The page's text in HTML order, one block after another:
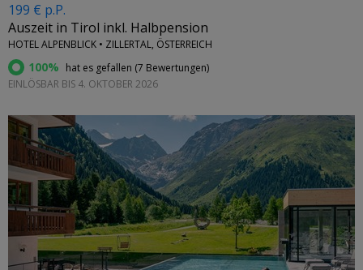
199 € p.P.
Auszeit in Tirol inkl. Halbpension
HOTEL ALPENBLICK • ZILLERTAL, ÖSTERREICH
100% hat es gefallen (7 Bewertungen)
EINLÖSBAR BIS 4. OKTOBER 2026
←